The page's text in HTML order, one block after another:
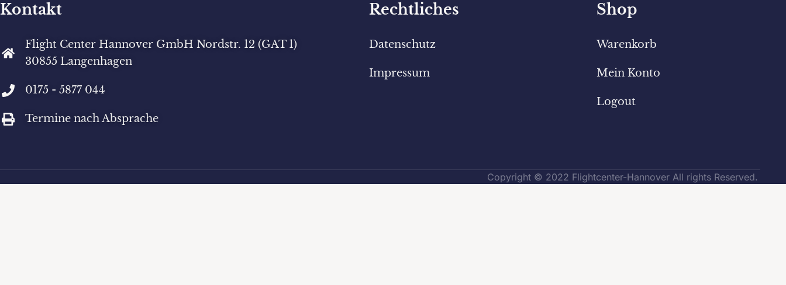
Kontakt
Flight Center Hannover GmbH Nordstr. 12 (GAT 1)
30855 Langenhagen
0175 - 5877 044
Termine nach Absprache
Rechtliches
Datenschutz
Impressum
Shop
Warenkorb
Mein Konto
Logout
Copyright © 2022 Flightcenter-Hannover All rights Reserved.